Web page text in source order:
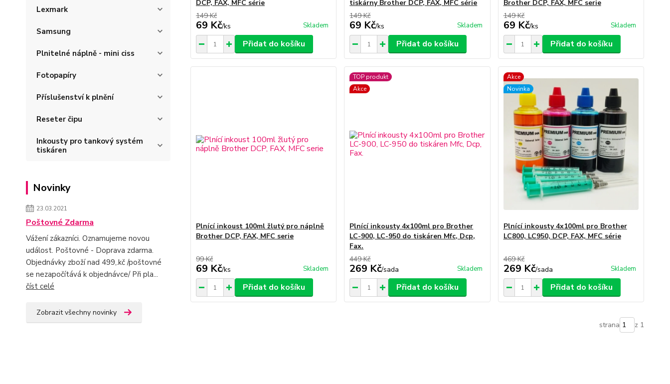
Lexmark
Samsung
Plnitelné náplně - mini ciss
Fotopapíry
Příslušenství k plnění
Reseter čipu
Inkousty pro tankový systém
tiskáren
Novinky
23.03.2021
Poštovné Zdarma
Vážení zákazníci. Oznamujeme novou
událost. Poštovné - Doprava zdarma.
Objednávky zboží nad 499,.kč /poštovné
se nezapočítává k objednávce/ Při pla...
číst celé
Zobrazit všechny novinky
DCP, FAX, MFC série
149 Kč
69 Kč/ks Skladem
Přidat do košíku
tiskárny Brother DCP, FAX, MFC série
149 Kč
69 Kč/ks Skladem
Přidat do košíku
Brother DCP, FAX, MFC serie
149 Kč
69 Kč/ks Skladem
Přidat do košíku
Plnící inkoust 100ml žlutý pro náplně
Brother DCP, FAX, MFC serie
99 Kč
69 Kč/ks Skladem
Přidat do košíku
TOP produkt
Akce
Plnící inkousty 4x100ml pro Brother
LC-900, LC-950 do tiskáren Mfc, Dcp,
Fax.
449 Kč
269 Kč/sada Skladem
Přidat do košíku
Akce
Novinka
Plnící inkousty 4x100ml pro Brother
LC800, LC950, DCP, FAX, MFC série
469 Kč
269 Kč/sada Skladem
Přidat do košíku
strana z 1